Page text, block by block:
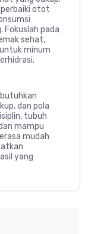
otot
Fokuslah pada
sehat,
minum
dan pola
tubuh
mampu
mudah
yang